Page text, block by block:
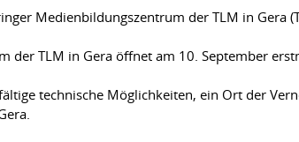
Medienbildungszentrum der TLM in Gera
der TLM in Gera öffnet am 10. September
technische Möglichkeiten, ein Ort der